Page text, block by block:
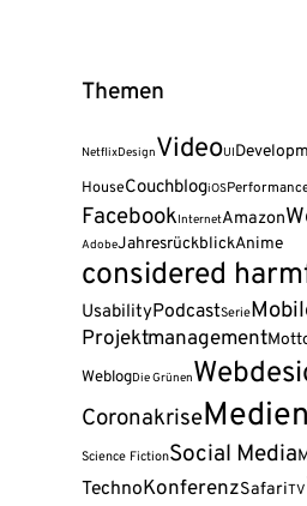
Themen
NetflixDesignVideoUI
HouseCouchblogiOS
FacebookInternetAmazon
AdobeJahresrückblickAnime
considered
UsabilityPodcastSerie
Projektmanagement
WeblogDie Grünen
CoronakriseMedien
Science FictionSocial Media
TechnoKonferenzSafariTV